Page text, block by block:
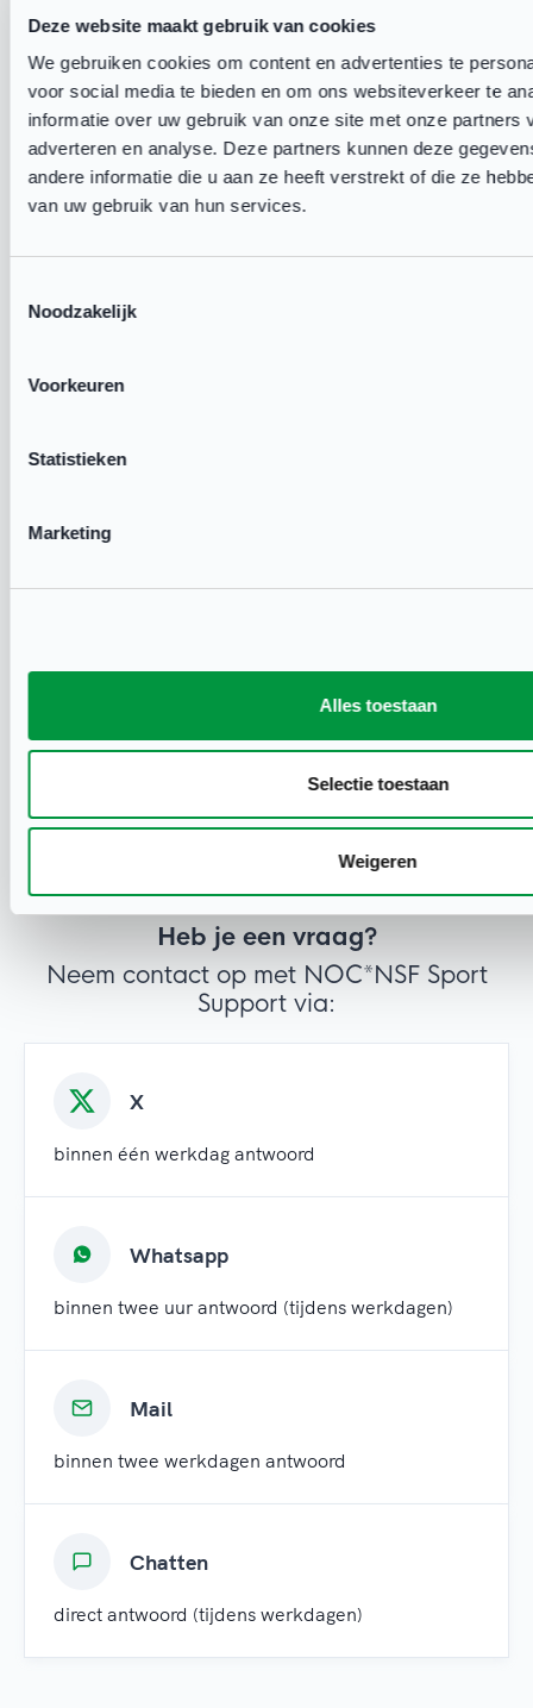
Deze website maakt gebruik van cookies
We gebruiken cookies om content en advertenties te
voor social media te bieden en om ons websiteverkeer te
informatie over uw gebruik van onze site met onze partners
adverteren en analyse. Deze partners kunnen deze
andere informatie die u aan ze heeft verstrekt of die ze
van uw gebruik van hun services.
Noodzakelijk
Voorkeuren
Statistieken
Marketing
Alles toestaan
Selectie toestaan
Weigeren
Binnen dit thema
Open club: de filosofie
Vier houdingen
Open Club Initiatieven
Praktijkvoorbeelden
Gerelateerd
Heb je een vraag?
Neem contact op met NOC*NSF Sport
Support via:
X
binnen één werkdag antwoord
Whatsapp
binnen twee uur antwoord (tijdens werkdagen)
Mail
binnen twee werkdagen antwoord
Chatten
direct antwoord (tijdens werkdagen)